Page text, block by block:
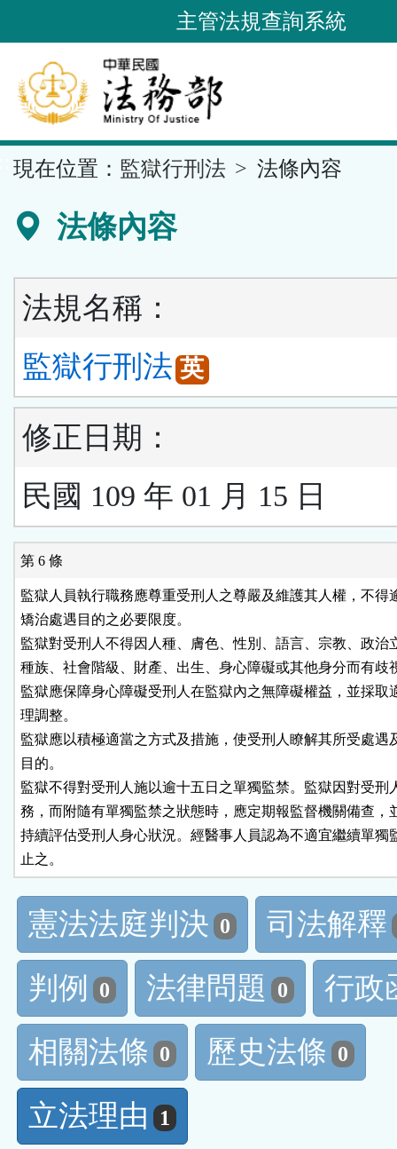
到
要
內
容
區
主管法規查詢系統
現在位置： 監獄行刑法 法條內容
法條內容
法規名稱：
監獄行刑法 英
修正日期：
民國 109 年 01 月 15 日
第 6 條
監獄人員執行職務應尊重受刑人之尊嚴及維護其人權，不得
矯治處遇目的之必要限度。
監獄對受刑人不得因人種、膚色、性別、語言、宗教、政治
種族、社會階級、財產、出生、身心障礙或其他身分而有歧
監獄應保障身心障礙受刑人在監獄內之無障礙權益，並採取
理調整。
監獄應以積極適當之方式及措施，使受刑人瞭解其所受處遇
目的。
監獄不得對受刑人施以逾十五日之單獨監禁。監獄因對受刑
務，而附隨有單獨監禁之狀態時，應定期報監督機關備查，
持續評估受刑人身心狀況。經醫事人員認為不適宜繼續單獨
止之。
憲法法庭判決 0
司法解釋
判例
0 法律問題 0
行政
相關法條 0 歷史法條 0
立法理由 1